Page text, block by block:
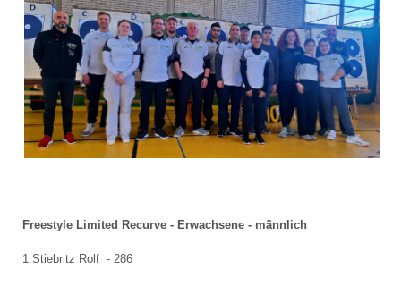
Freestyle Limited Recurve - Erwachsene - männlich
1 Stiebritz Rolf - 286